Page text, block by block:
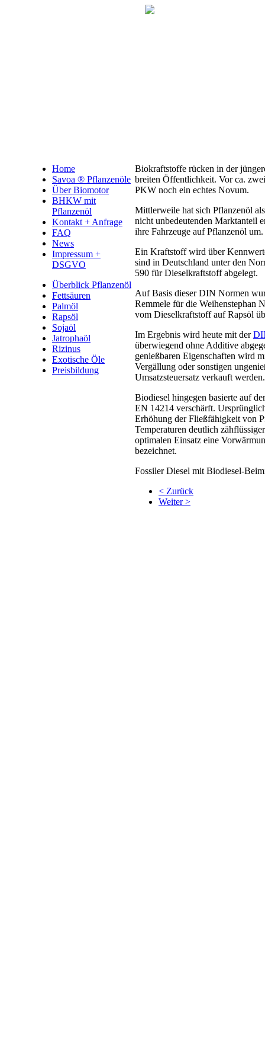
Home
Savoa ® Pflanzenöle
Über Biomotor
BHKW mit
Pflanzenöl
Kontakt + Anfrage
FAQ
News
Impressum +
DSGVO
Überblick Pflanzenöl
Fettsäuren
Palmöl
Rapsöl
Sojaöl
Jatrophaöl
Rizinus
Exotische Öle
Preisbildung
Biokraftstoffe rücken in der
breiten Öffentlichkeit. Vor ca.
PKW noch ein echtes Novum.
Mittlerweile hat sich Pflanzenöl
nicht unbedeutenden Marktanteil
ihre Fahrzeuge auf Pflanzenöl um.
Ein Kraftstoff wird über
sind in Deutschland unter den
590 für Dieselkraftstoff abgelegt.
Auf Basis dieser DIN Normen
Remmele für die Weihenstephan
vom Dieselkraftstoff auf Rapsöl
Im Ergebnis wird heute mit der
überwiegend ohne Additive
genießbaren Eigenschaften wird
Vergällung oder sonstigen
Umsatzsteuersatz verkauft werden.
Biodiesel hingegen basierte auf
EN 14214 verschärft.
Erhöhung der Fließfähigkeit von
Temperaturen deutlich
optimalen Einsatz eine
bezeichnet.
Fossiler Diesel mit Biodiesel-
< Zurück
Weiter >